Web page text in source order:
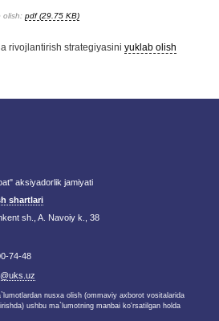
olish: pdf (29.75 KB)
rivojlantirish strategiyasini yuklab olish
aksiyadorlik jamiyati
shartlari
sh., A. Navoiy k., 38
74-48
nusxa olish (ommaviy axborot vositalarida
ushbu ma`lumotning manbai ko'rsatilgan holda